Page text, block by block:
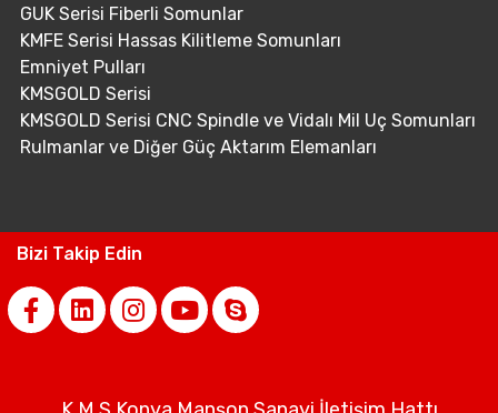
GUK Serisi Fiberli Somunlar
KMFE Serisi Hassas Kilitleme Somunları
Emniyet Pulları
KMSGOLD Serisi
KMSGOLD Serisi CNC Spindle ve Vidalı Mil Uç Somunları
Rulmanlar ve Diğer Güç Aktarım Elemanları
Bizi Takip Edin